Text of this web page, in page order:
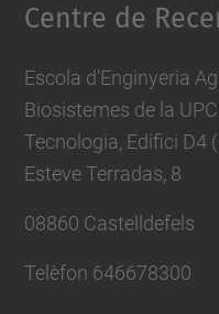
Centre de
Escola d'Enginyeria
Biosistemes de la
Tecnologia, Edifici D4
Esteve Terradas, 8
08860 Castelldefels
Telèfon 646678300